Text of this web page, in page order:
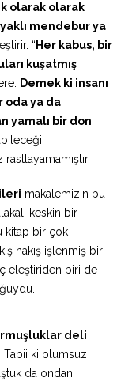
olarak olarak
mendebur ya
“ Her kabus, bir
kuşatmış
Demek ki insanı
oda ya da
yamalı bir don
makalemizin bu
keskin bir
kitap bir çok
nakış işlenmiş bir
eleştiriden biri de
deli
Tabii ki olumsuz
da ondan!